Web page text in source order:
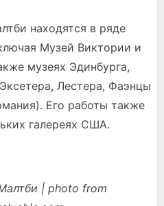
находятся в ряде
Музей Виктории и
музеях Эдинбурга,
Лестера, Фаэнцы
Его работы также
галереях США.
| photo from